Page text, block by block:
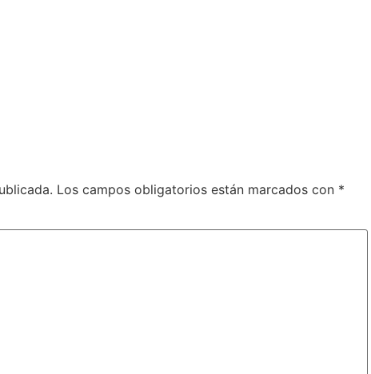
Los campos obligatorios están marcados con *